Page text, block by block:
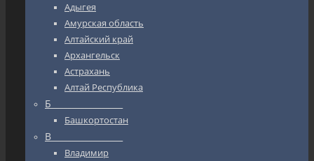
Адыгея
Амурская область
Алтайский край
Архангельск
Астрахань
Алтай Республика
Б_________________
Башкортостан
В_________________
Владимир